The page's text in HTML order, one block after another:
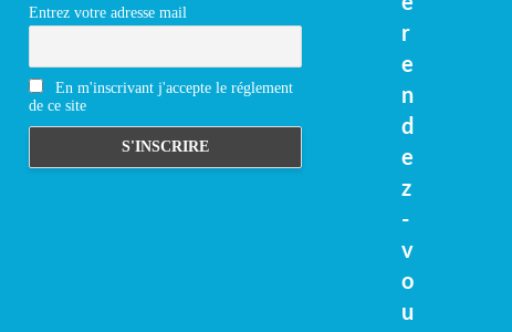
Entrez votre adresse mail
En m'inscrivant j'accepte le réglement
de ce site
r
e
n
d
e
z
-
v
o
u